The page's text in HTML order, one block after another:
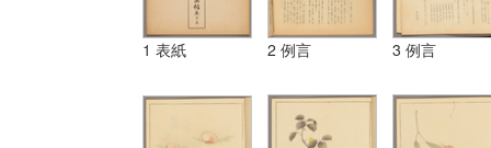
1 表紙 2 例言 3 例言